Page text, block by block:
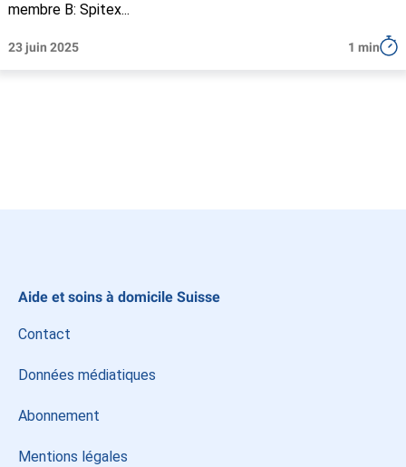
membre B: Spitex...
23 juin 2025 1 min
Aide et soins à domicile Suisse
Contact
Données médiatiques
Abonnement
Mentions légales